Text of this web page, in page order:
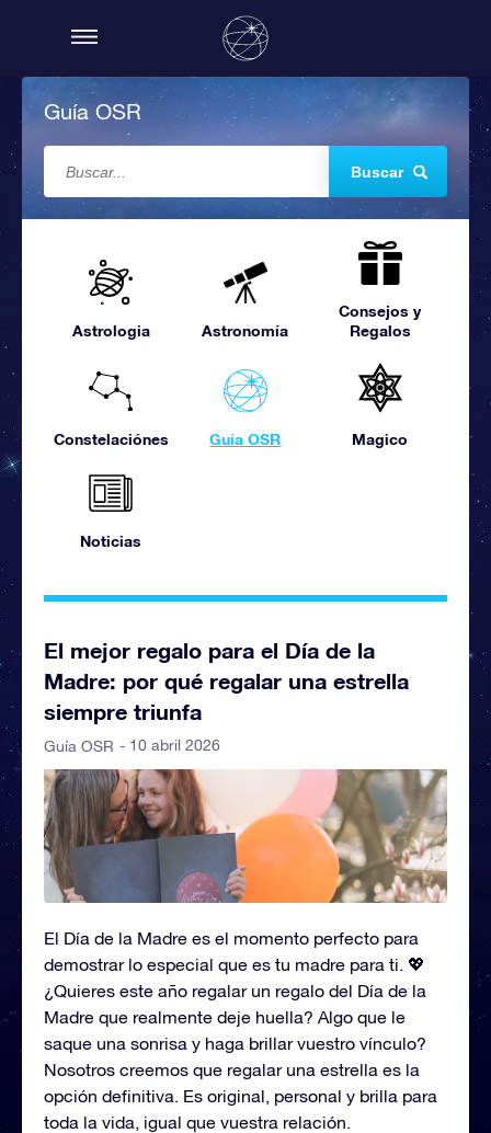
Guía OSR
Buscar
Astrologia Astronomía
Consejos y
Regalos
Constelaciónes Guía OSR Magico
Noticias
El mejor regalo para el Día de la
Madre: por qué regalar una estrella
siempre triunfa
Guía OSR - 10 abril 2026
El Día de la Madre es el momento perfecto para
demostrar lo especial que es tu madre para ti. 💖
¿Quieres este año regalar un regalo del Día de la
Madre que realmente deje huella? Algo que le
saque una sonrisa y haga brillar vuestro vínculo?
Nosotros creemos que regalar una estrella es la
opción definitiva. Es original, personal y brilla para
toda la vida, igual que vuestra relación.